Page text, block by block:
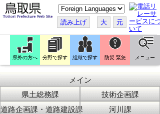
こ
の
ペ
ー
ジ
翻
訳
す
読み上げ 大 元
県外の方へ 分野で探す 組織で探す 防災 緊急 メニュー
メイン
県土総務課
技術企画課
道路企画課・道路建設課
河川課